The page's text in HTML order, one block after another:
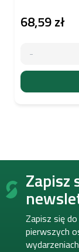
68,59 zł
S
Zapisz
Zapisz się
pierwszych